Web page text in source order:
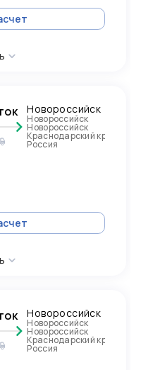
Новороссийск
Новороссийск
Новороссийск
Краснодарский край,
Россия
Новороссийск
Новороссийск
Новороссийск
Краснодарский край,
Россия